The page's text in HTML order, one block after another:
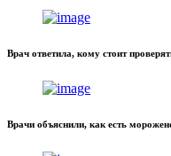
Врач ответила, кому стоит
Врачи объяснили, как есть